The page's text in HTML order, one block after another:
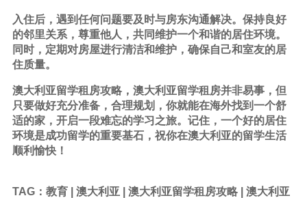
入住后，遇到任何问题要及时与房东沟通解决。保持良好
的邻里关系，尊重他人，共同维护一个和谐的居住环境。
同时，定期对房屋进行清洁和维护，确保自己和室友的居
住质量。
澳大利亚留学租房攻略，澳大利亚留学租房并非易事，但
只要做好充分准备，合理规划，你就能在海外找到一个舒
适的家，开启一段难忘的学习 之旅。记住，一个好的居住
环境是成功留学的重要基石，祝你在澳大利亚的留学生活
顺利愉快！
TAG： 教育| 澳大利亚 澳大利亚留学租房攻略| 澳大利亚